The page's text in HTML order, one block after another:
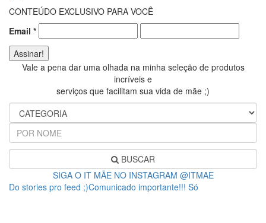
CONTEÚDO EXCLUSIVO PARA VOCÊ
Email *
Vale a pena dar uma olhada na minha seleção de produtos
incríveis e
serviços que facilitam sua vida de mãe ;)
BUSCAR
SIGA O IT MÃE NO INSTAGRAM @ITMAE
Do stories pro feed ;)Comunicado importante!!! Só